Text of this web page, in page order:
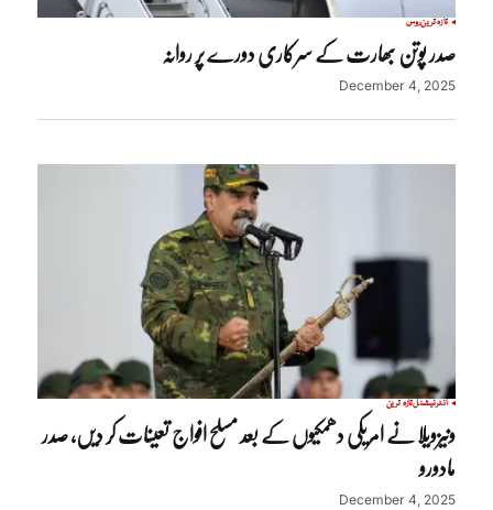
تازہ ترینروس
صدر پوتن بھارت کے سرکاری دورے پر روانہ
December 4, 2025
انٹرنیشنلتازہ ترین
ونیزویلا نے امریکی دھمکیوں کے بعد مسلح افواج تعینات کر دیں، صدر
مادورو
December 4, 2025